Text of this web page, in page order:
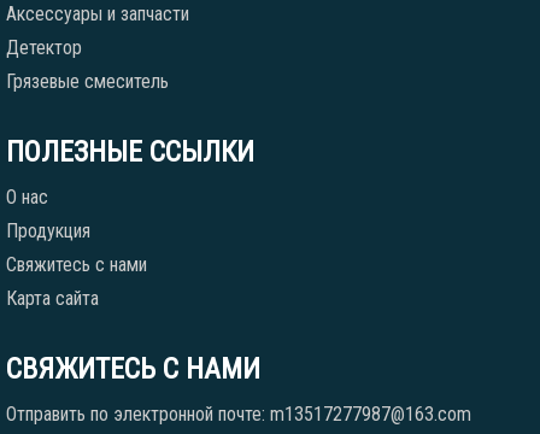
Аксессуары и запчасти
Детектор
Грязевые смеситель
ПОЛЕЗНЫЕ ССЫЛКИ
О нас
Продукция
Свяжитесь с нами
Карта сайта
СВЯЖИТЕСЬ С НАМИ
Отправить по электронной почте: m13517277987@163.com